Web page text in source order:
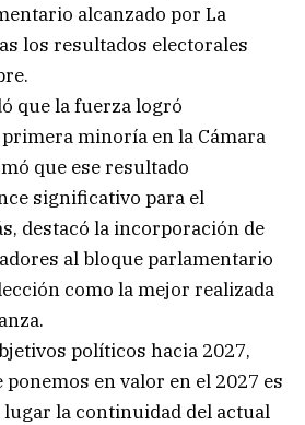
alcanzado por La
los resultados electorales
que la fuerza logró
minoría en la Cámara
que ese resultado
significativo para el
destacó la incorporación de
al bloque parlamentario
como la mejor realizada
políticos hacia 2027,
en valor en el 2027 es
la continuidad del actual